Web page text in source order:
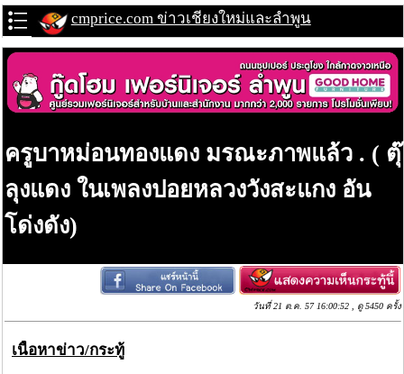
cmprice.com ข่าวเชียงใหม่และลำพูน
ครูบาหม่อนทองแดง มรณะภาพแล้ว . ( ตุ๊
ลุงแดง ในเพลงปอยหลวงวังสะแกง อัน
โด่งดัง)
วันที่ 21 ต.ค. 57 16:00:52 , ดู 5450 ครั้ง
เนื้อหาข่าว/กระทู้